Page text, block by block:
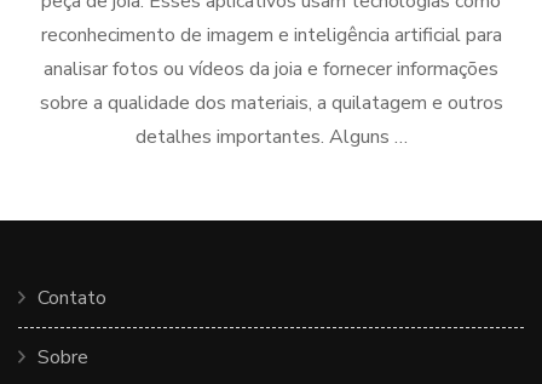
reconhecimento de imagem e inteligência artificial para
analisar fotos ou vídeos da joia e fornecer informações
sobre a qualidade dos materiais, a quilatagem e outros
detalhes importantes. Alguns …
Contato
Sobre